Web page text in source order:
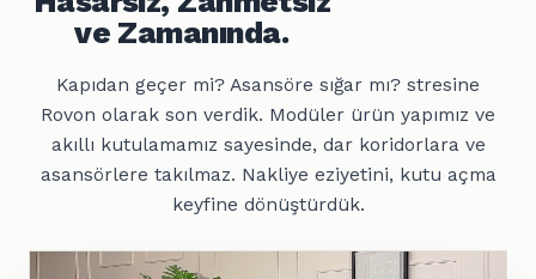
ve Zamanında.
Kapıdan geçer mi? Asansöre sığar mı? stresine
Rovon olarak son verdik. Modüler ürün yapımız ve
akıllı kutulamamız sayesinde, dar koridorlara ve
asansörlere takılmaz. Nakliye eziyetini, kutu açma
keyfine dönüştürdük.